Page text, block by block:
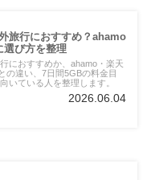
旅行におすすめ？ahamo
選び方を整理
におすすめか、ahamo・楽天
の違い、7日間5GBの料金目
いている人を整理します。
2026.06.04